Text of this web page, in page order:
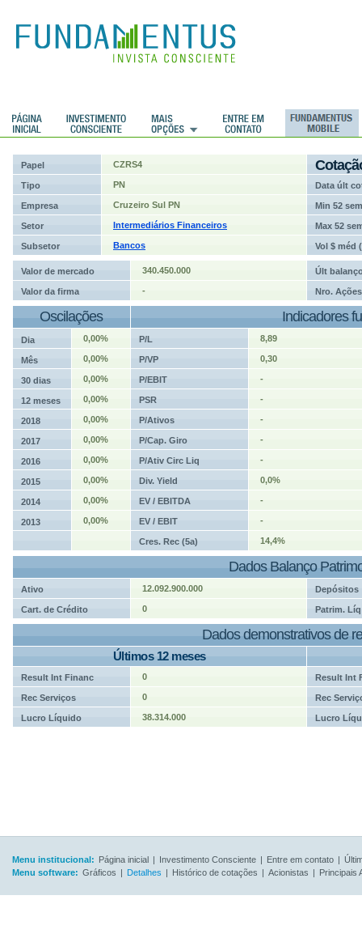
Papel CZRS4
Tipo PN Data últ
Empresa Cruzeiro Sul PN Min 52 sem
Setor Intermediários Financeiros Max 52
Subsetor Bancos Vol $ méd
Valor de mercado 340.450.000 Últ
Valor da firma - Nro. Ações
Oscilações Indicadores
Dia 0,00% P/L 8,89
Mês 0,00% P/VP 0,30
30 dias 0,00% P/EBIT -
12 meses 0,00% PSR -
2018 0,00% P/Ativos -
2017 0,00% P/Cap. Giro -
2016 0,00% P/Ativ Circ Liq -
2015 0,00% Div. Yield 0,0%
2014 0,00% EV / EBITDA -
2013 0,00% EV / EBIT -
Cres. Rec (5a) 14,4%
Dados Balanço
Ativo 12.092.900.000 Depósitos
Cart. de Crédito 0 Patrim. Líq
Dados demonstrativos de
Últimos 12 meses
Result Int Financ 0 Result Int
Rec Serviços 0 Rec
Lucro Líquido 38.314.000 Lucro
Menu institucional: Página inicial | Investimento Consciente | Entre em contato |
Menu software: Gráficos | Detalhes | Histórico de cotações | Acionistas | Principais